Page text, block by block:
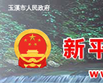
玉溪市人民政府